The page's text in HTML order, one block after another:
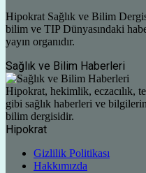
Hipokrat Sağlık ve Bilim
bilim ve TIP Dünyasındaki
yayın organıdır.
Sağlık ve Bilim Haberleri
Hipokrat, hekimlik, eczacılık,
gibi sağlık haberleri ve
bilim dergisidir.
Hipokrat
Gizlilik Politikası
Hakkımızda